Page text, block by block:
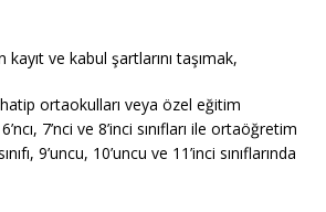
ve kabul şartlarını taşımak,
ortaokulları veya özel eğitim
7’nci ve 8’inci sınıfları ile ortaöğretim
9’uncu, 10’uncu ve 11’inci sınıflarında